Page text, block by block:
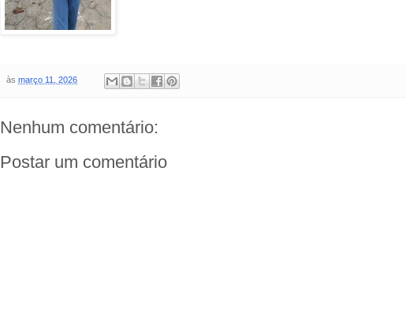
às março 11, 2026
Nenhum comentário:
Postar um comentário